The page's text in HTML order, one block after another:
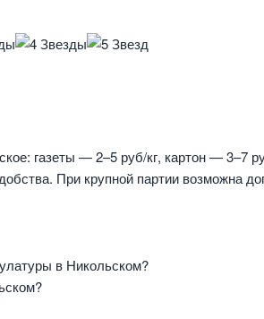
газеты — 2–5 руб/кг, картон — 3–7
При крупной партии возможна
в Никольском?